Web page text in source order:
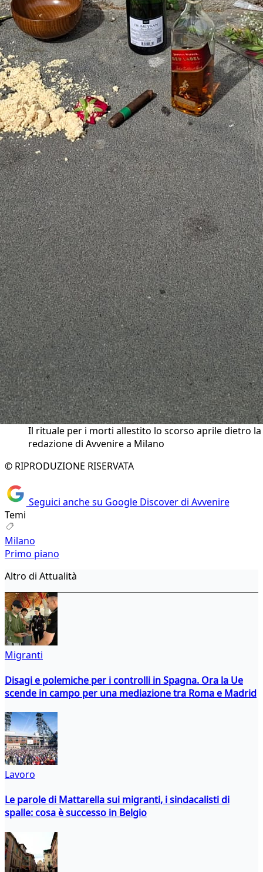
Il rituale per i morti allestito lo scorso aprile dietro la
redazione di Avvenire a Milano
© RIPRODUZIONE RISERVATA
Seguici anche su Google Discover di Avvenire
Temi
Milano
Primo piano
Altro di Attualità
Migranti
Disagi e polemiche per i controlli in Spagna. Ora la Ue
scende in campo per una mediazione tra Roma e Madrid
Lavoro
Le parole di Mattarella sui migranti, i sindacalisti di
spalle: cosa è successo in Belgio